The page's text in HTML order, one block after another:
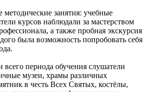
методические занятия: учебные
курсов наблюдали за мастерством
а также пробная экскурсия
была возможность попробовать себя
периода обучения слушатели
музеи, храмы различных
в честь Всех Святых, костёлы,